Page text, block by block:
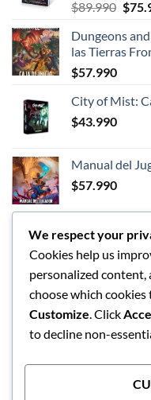
$89.990 El
era:
$
Dungeons
las Tierras
$57.990
City of Mist:
$43.990
Manual del
$57.990
LOS MEJORES
Dungeons
We respect your
Cookies help us
personalized content,
choose which
Customize. Click
to decline non-